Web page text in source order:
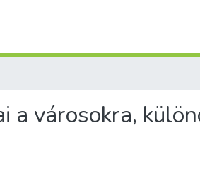
a városokra,